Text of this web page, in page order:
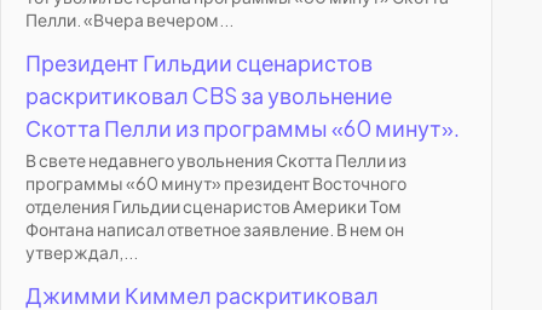
Пелли. «Вчера вечером...
Президент Гильдии сценаристов
раскритиковал CBS за увольнение
Скотта Пелли из программы «60 минут».
В свете недавнего увольнения Скотта Пелли из
программы «60 минут» президент Восточного
отделения Гильдии сценаристов Америки Том
Фонтана написал ответное заявление. В нем он
утверждал,...
Джимми Киммел раскритиковал